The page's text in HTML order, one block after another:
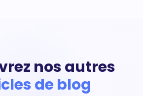
nos autres
de blog